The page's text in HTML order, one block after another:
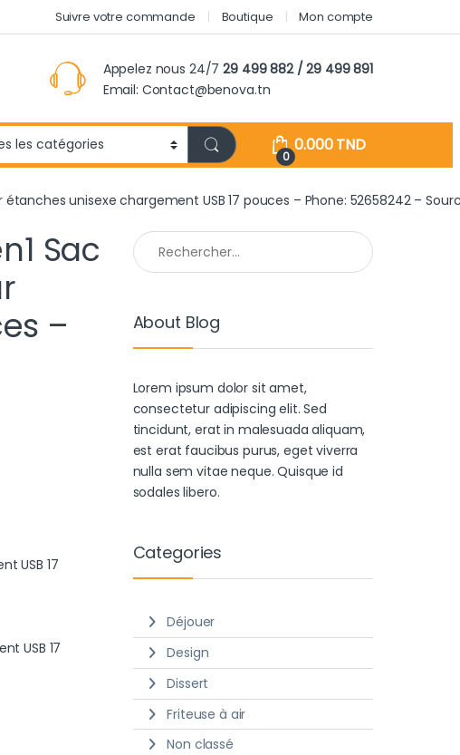
Suivre votre commande Boutique Mon compte
Appelez nous 24/729 499 882 / 29 499 891
Email: Contact@benova.tn
0
0.000TND
unisexe chargement USB 17 pouces – Phone: 52658242 –
Sac
–
USB 17
USB 17
Rechercher :
About Blog
Lorem ipsum dolor sit amet,
consectetur adipiscing elit. Sed
tincidunt, erat in malesuada aliquam,
est erat faucibus purus, eget viverra
nulla sem vitae neque. Quisque id
sodales libero.
Categories
Déjouer
Design
Dissert
Friteuse à air
Non classé